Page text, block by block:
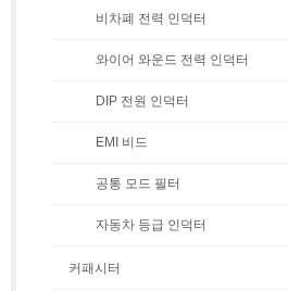
비차폐 전력 인덕터
와이어 와운드 전력 인덕터
DIP 전원 인덕터
EMI 비드
공통 모드 필터
자동차 등급 인덕터
커패시터